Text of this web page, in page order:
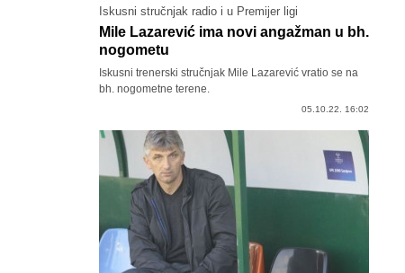
Iskusni stručnjak radio i u Premijer ligi
Mile Lazarević ima novi angažman u bh.
nogometu
Iskusni trenerski stručnjak Mile Lazarević vratio se na
bh. nogometne terene.
05.10.22. 16:02